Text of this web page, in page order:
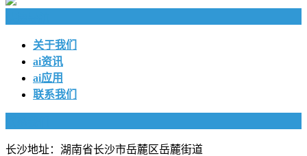
关于我们
ai资讯
ai应用
联系我们
长沙地址：湖南省长沙市岳麓区岳麓街道